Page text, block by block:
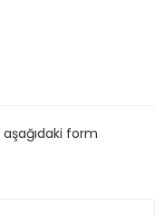
form